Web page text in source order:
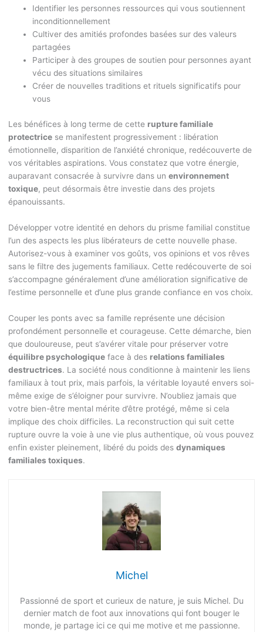
Identifier les personnes ressources qui vous soutiennent
inconditionnellement
Cultiver des amitiés profondes basées sur des valeurs
partagées
Participer à des groupes de soutien pour personnes ayant
vécu des situations similaires
Créer de nouvelles traditions et rituels significatifs pour
vous
Les bénéfices à long terme de cette rupture familiale
protectricese manifestent progressivement : libération
émotionnelle, disparition de l’anxiété chronique, redécouverte de
vos véritables aspirations. Vous constatez que votre énergie,
auparavant consacrée à survivre dans un environnement
toxique, peut désormais être investie dans des projets
épanouissants.
Développer votre identité en dehors du prisme familial constitue
l’un des aspects les plus libérateurs de cette nouvelle phase.
Autorisez-vous à examiner vos goûts, vos opinions et vos rêves
sans le filtre des jugements familiaux. Cette redécouverte de soi
s’accompagne généralement d’une amélioration significative de
l’estime personnelle et d’une plus grande confiance en vos choix.
Couper les ponts avec sa famille représente une décision
profondément personnelle et courageuse. Cette démarche, bien
que douloureuse, peut s’avérer vitale pour préserver votre
équilibre psychologiqueface à des relations familiales
destructrices. La société nous conditionne à maintenir les liens
familiaux à tout prix, mais parfois, la véritable loyauté envers soi-
même exige de s’éloigner pour survivre. N’oubliez jamais que
votre bien-être mental mérite d’être protégé, même si cela
implique des choix difficiles. La reconstruction qui suit cette
rupture ouvre la voie à une vie plus authentique, où vous pouvez
enfin exister pleinement, libéré du poids des dynamiques
familiales toxiques.
Michel
Passionné de sport et curieux de nature, je suis Michel. Du
dernier match de foot aux innovations qui font bouger le
monde, je partage ici ce qui me motive et me passionne.